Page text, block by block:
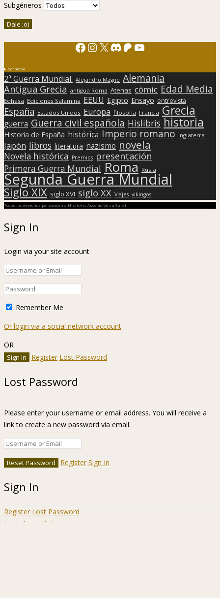
Subgéneros
Facebook
Instagram
X Discord
Patreon
YouTube
Sorpresa
2ª Guerra Mundial. Alejandro Magno Alemania
Antigua Grecia antigua Roma Atenas cómic Edad Media
Edhasa Ediciones Salamina EEUU Egipto Ensayo entrevista
España Estados Unidos Europa filosofía Francia Grecia
guerra Guerra civil española Hislibris historia
Historia de España histórica Imperio romano Inglaterra
Japón libros literatura nazismo novela
Novela histórica Premios presentación
Primera Guerra Mundial Roma Rusia
Segunda Guerra Mundial
Siglo XIX siglo XVI siglo XX Viajes vikingos
Todos los derechos pertenecen a Hislibris Asociación cultural
Sign In
Login via your site account
Remember Me
Or login via a social network account
OR
Register Lost Password
Lost Password
Please enter your username or email address. You will receive a
link to create a new password via email.
Register Sign In
Sign In
Register Lost Password
Ir a la barra de herramientas